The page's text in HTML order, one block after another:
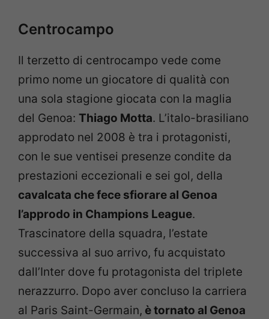
Centrocampo
Il terzetto di centrocampo vede come
primo nome un giocatore di qualità con
una sola stagione giocata con la maglia
del Genoa: Thiago Motta. L’italo-brasiliano
approdato nel 2008 è tra i protagonisti,
con le sue ventisei presenze condite da
prestazioni eccezionali e sei gol, della
cavalcata che fece sfiorare al Genoa
l’approdo in Champions League.
Trascinatore della squadra, l’estate
successiva al suo arrivo, fu acquistato
dall’Inter dove fu protagonista del triplete
nerazzurro. Dopo aver concluso la carriera
al Paris Saint-Germain, è tornato al Genoa